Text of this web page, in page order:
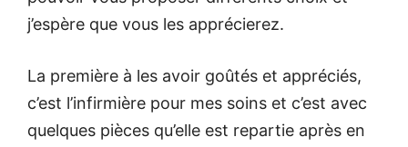
j’espère que vous les apprécierez.
La première à les avoir goûtés et appréciés,
c’est l’infirmière pour mes soins et c’est avec
quelques pièces qu’elle est repartie après en